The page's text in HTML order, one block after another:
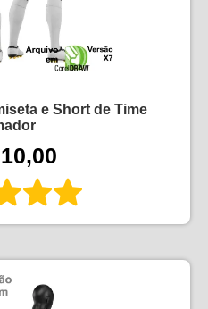
e Short de Time